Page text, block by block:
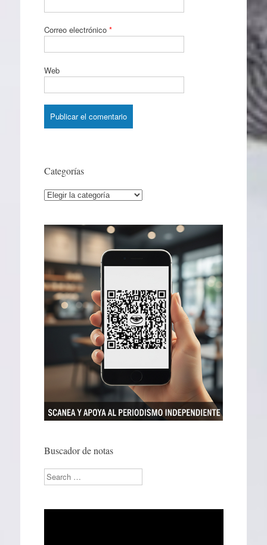
Correo electrónico *
Web
Categorías
Categorías
Buscador de notas
Search